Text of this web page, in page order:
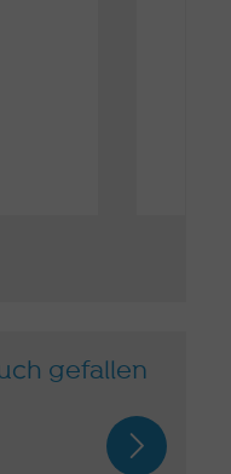
gefallen